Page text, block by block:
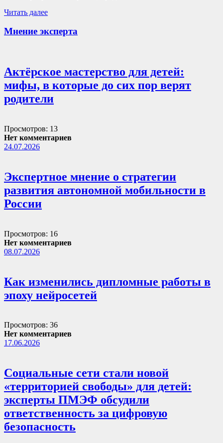
Читать далее
Мнение эксперта
Актёрское мастерство для детей:
мифы, в которые до сих пор верят
родители
Просмотров: 13
Нет комментариев
24.07.2026
Экспертное мнение о стратегии
развития автономной мобильности в
России
Просмотров: 16
Нет комментариев
08.07.2026
Как изменились дипломные работы в
эпоху нейросетей
Просмотров: 36
Нет комментариев
17.06.2026
Социальные сети стали новой
«территорией свободы» для детей:
эксперты ПМЭФ обсудили
ответственность за цифровую
безопасность